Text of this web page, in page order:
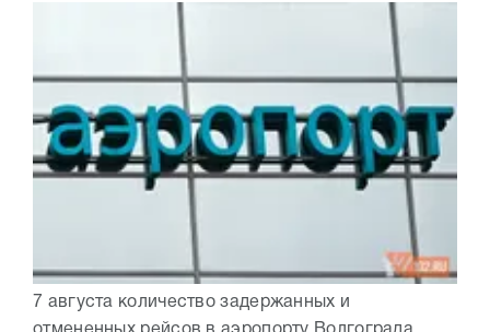
7 августа количество задержанных и